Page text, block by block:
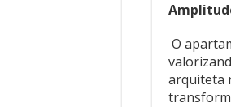
O
arquiteta